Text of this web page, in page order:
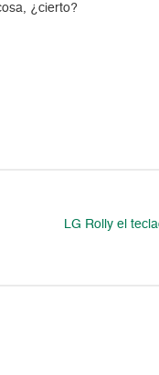
¿cierto?
LG Rolly el